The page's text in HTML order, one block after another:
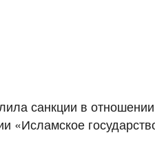
санкции в отношении
«Исламское